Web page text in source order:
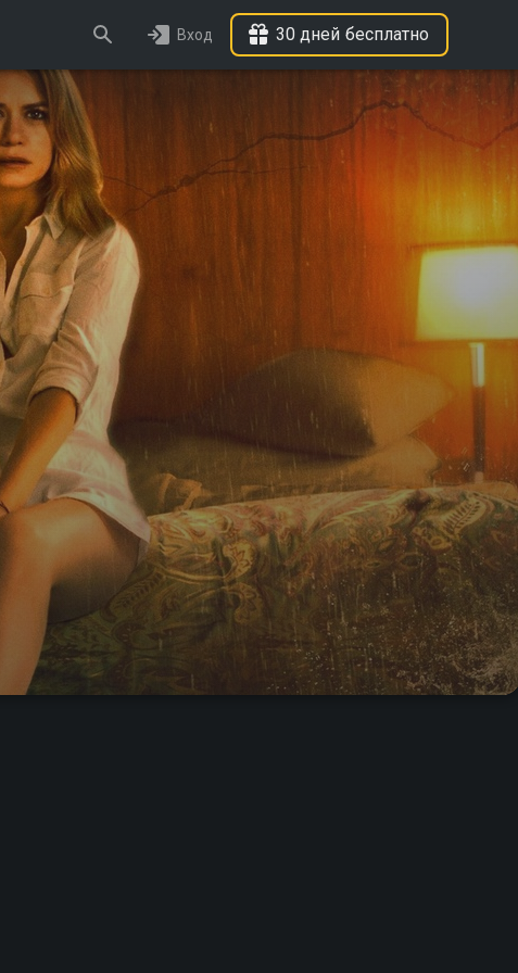
Вход 30 дней бесплатно